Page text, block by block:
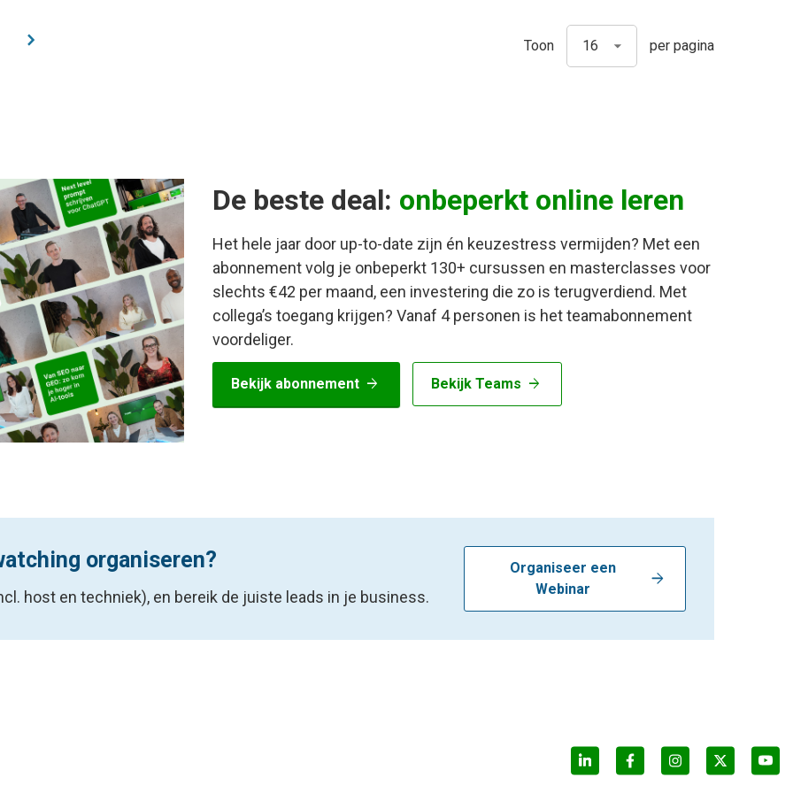
chevron_right Toon per pagina
De beste deal: onbeperkt online leren
Het hele jaar door up-to-date zijn én keuzestress vermijden? Met een
abonnement volg je onbeperkt 130+ cursussen en masterclasses voor
slechts €42 per maand, een investering die zo is terugverdiend. Met
collega’s toegang krijgen? Vanaf 4 personen is het teamabonnement
voordeliger.
Bekijk abonnement arrow_forward Bekijk Teams arrow_forward
organiseren?
host en techniek), en bereik de juiste leads in je business.
Organiseer een
Webinar
arrow_forward